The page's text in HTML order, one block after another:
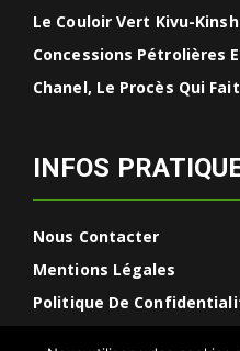
Le Couloir Vert Kivu-
Concessions Pétrolières
Chanel, Le Procès Qui
INFOS
Nous Contacter
Mentions Légales
Politique De